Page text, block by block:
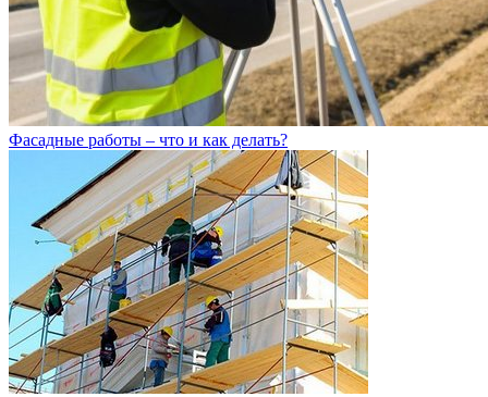
Фасадные работы – что и как делать?